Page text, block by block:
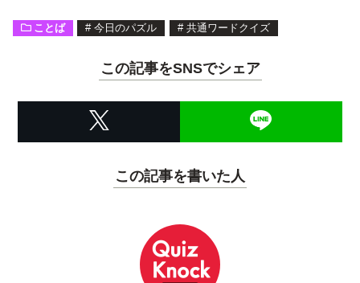
ことば # 今日のパズル # 共通ワードクイズ
この記事をSNSでシェア
この記事を書いた人